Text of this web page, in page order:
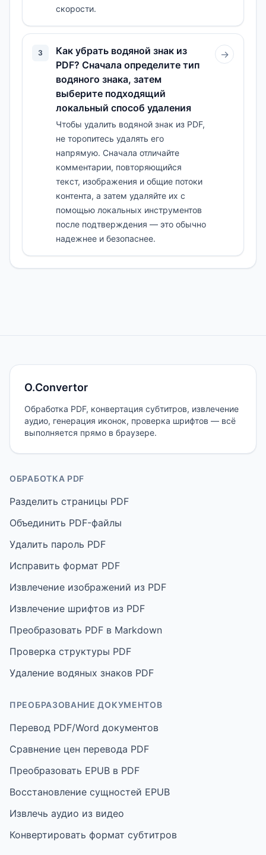
скорости.
3
Как убрать водяной знак из
PDF? Сначала определите тип
водяного знака, затем
выберите подходящий
локальный способ удаления
Чтобы удалить водяной знак из PDF,
не торопитесь удалять его
напрямую. Сначала отличайте
комментарии, повторяющийся
текст, изображения и общие потоки
контента, а затем удаляйте их с
помощью локальных инструментов
после подтверждения — это обычно
надежнее и безопаснее.
→
O.Convertor
Обработка PDF, конвертация субтитров, извлечение
аудио, генерация иконок, проверка шрифтов — всё
выполняется прямо в браузере.
ОБРАБОТКА PDF
Разделить страницы PDF
Объединить PDF-файлы
Удалить пароль PDF
Исправить формат PDF
Извлечение изображений из PDF
Извлечение шрифтов из PDF
Преобразовать PDF в Markdown
Проверка структуры PDF
Удаление водяных знаков PDF
ПРЕОБРАЗОВАНИЕ ДОКУМЕНТОВ
Перевод PDF/Word документов
Сравнение цен перевода PDF
Преобразовать EPUB в PDF
Восстановление сущностей EPUB
Извлечь аудио из видео
Конвертировать формат субтитров